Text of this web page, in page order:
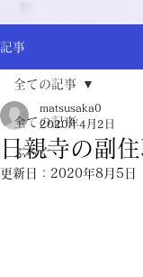
記事
全ての記事
ぶろぐ
全ての記事
日親寺の副
matsusaka0
2020年4月2日
更新日： 2020年8月5日